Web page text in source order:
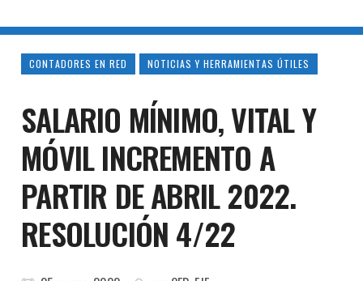
CONTADORES EN RED NOTICIAS Y HERRAMIENTAS ÚTILES
SALARIO MÍNIMO, VITAL Y
MÓVIL INCREMENTO A
PARTIR DE ABRIL 2022.
RESOLUCIÓN 4/22